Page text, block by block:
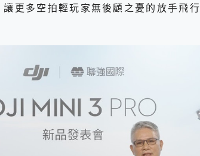
讓更多空拍輕玩家無後顧之憂的放手飛